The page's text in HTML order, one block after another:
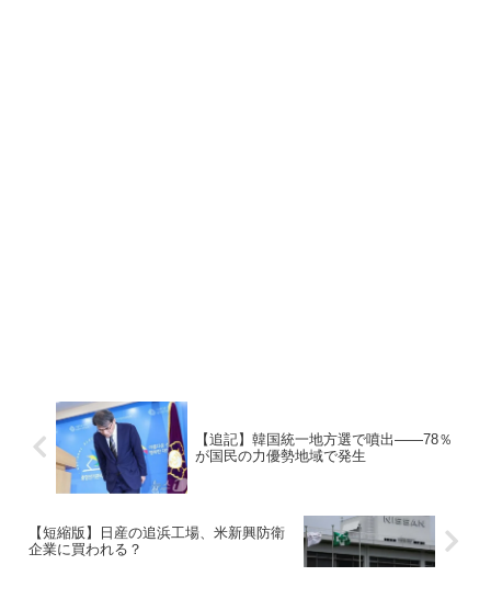
【追記】韓国統一地方選で噴出――78％
が国民の力優勢地域で発生
【短縮版】日産の追浜工場、米新興防衛
企業に買われる？